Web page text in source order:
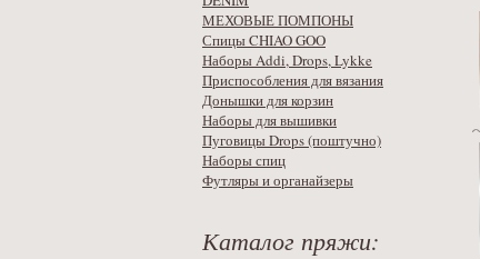
МЕХОВЫЕ ПОМПОНЫ
Спицы CHIAO GOO
Наборы Addi, Drops, Lykke
Приспособления для вязания
Донышки для корзин
Наборы для вышивки
Пуговицы Drops (поштучно)
Наборы спиц
Футляры и органайзеры
Каталог пряжи: